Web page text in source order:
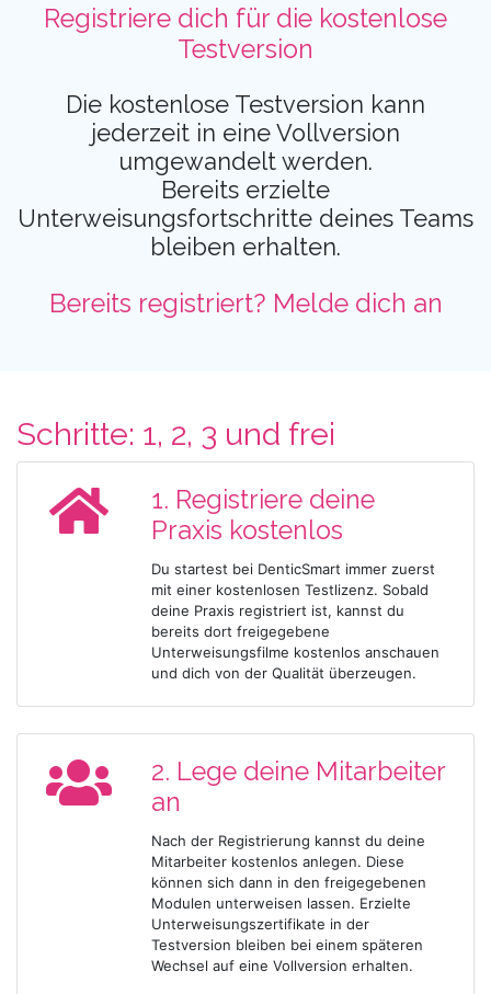
Registriere dich für die kostenlose
Testversion
Die kostenlose Testversion kann
jederzeit in eine Vollversion
umgewandelt werden.
Bereits erzielte
Unterweisungsfortschritte deines Teams
bleiben erhalten.
Bereits registriert? Melde dich an
Schritte: 1, 2, 3 und frei
1. Registriere deine
Praxis kostenlos
Du startest bei DenticSmart immer zuerst
mit einer kostenlosen Testlizenz. Sobald
deine Praxis registriert ist, kannst du
bereits dort freigegebene
Unterweisungsfilme kostenlos anschauen
und dich von der Qualität überzeugen.
2. Lege deine Mitarbeiter
an
Nach der Registrierung kannst du deine
Mitarbeiter kostenlos anlegen. Diese
können sich dann in den freigegebenen
Modulen unterweisen lassen. Erzielte
Unterweisungszertifikate in der
Testversion bleiben bei einem späteren
Wechsel auf eine Vollversion erhalten.